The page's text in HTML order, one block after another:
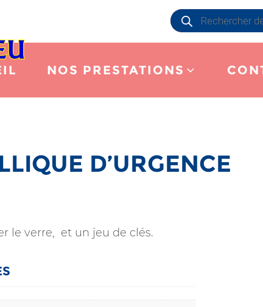
Recherche
de
produits
NOS PRESTATIONS
D’URGENCE
le verre, et un jeu de clés.